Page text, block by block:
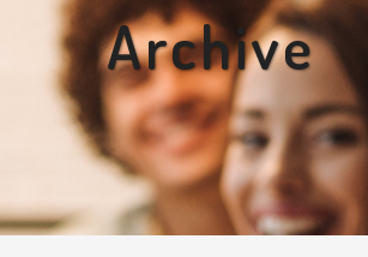
Archive